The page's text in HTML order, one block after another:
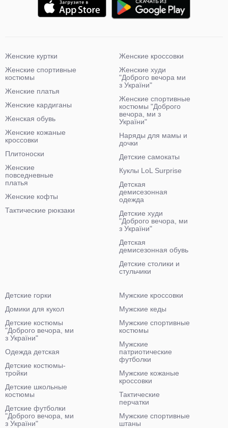
Женские куртки
Женские спортивные
костюмы
Женские платья
Женские кардиганы
Женская обувь
Женские кожаные
кроссовки
Плитоноски
Женские
повседневные
платья
Женские кофты
Тактические рюкзаки
Женские кроссовки
Женские худи
"Доброго вечора ми
з України"
Женские спортивные
костюмы "Доброго
вечора, ми з
України"
Наряды для мамы и
дочки
Детские самокаты
Куклы LoL Surprise
Детская
демисезонная
одежда
Детские худи
"Доброго вечора, ми
з України"
Детская
демисезонная обувь
Детские столики и
стульчики
Детские горки
Домики для кукол
Детские костюмы
"Доброго вечора, ми
з України"
Одежда детская
Детские костюмы-
тройки
Детские школьные
костюмы
Детские футболки
"Доброго вечора, ми
з України"
Мужские кроссовки
Мужские кеды
Мужские спортивные
костюмы
Мужские
патриотические
футболки
Мужские кожаные
кроссовки
Тактические
перчатки
Мужские спортивные
штаны